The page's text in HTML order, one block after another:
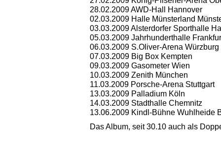
28.02.2009 AWD-Hall Hannover
02.03.2009 Halle Münsterland
03.03.2009 Alsterdorfer Sporthalle
05.03.2009 Jahrhunderthalle
06.03.2009 S.Oliver-Arena Würzburg
07.03.2009 Big Box Kempten
09.03.2009 Gasometer Wien
10.03.2009 Zenith München
11.03.2009 Porsche-Arena Stuttgart
13.03.2009 Palladium Köln
14.03.2009 Stadthalle Chemnitz
13.06.2009 Kindl-Bühne Wuhlheide
Das Album, seit 30.10 auch als